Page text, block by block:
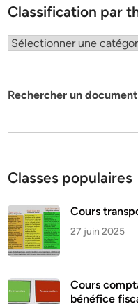
Classification par
Classification
Rechercher un document
Classes populaires
Cours
27 juin 2025
Cours
bénéfice